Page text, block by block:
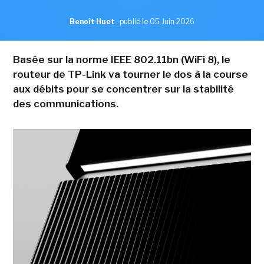
Benoît Huet , publié le 05 Juin 2026
Basée sur la norme IEEE 802.11bn (WiFi 8), le
routeur de TP-Link va tourner le dos à la course
aux débits pour se concentrer sur la stabilité
des communications.